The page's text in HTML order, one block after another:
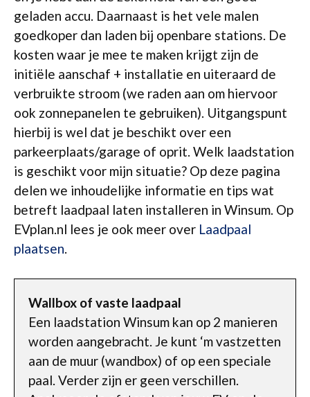
geladen accu. Daarnaast is het vele malen
goedkoper dan laden bij openbare stations. De
kosten waar je mee te maken krijgt zijn de
initiële aanschaf + installatie en uiteraard de
verbruikte stroom (we raden aan om hiervoor
ook zonnepanelen te gebruiken). Uitgangspunt
hierbij is wel dat je beschikt over een
parkeerplaats/garage of oprit. Welk laadstation
is geschikt voor mijn situatie? Op deze pagina
delen we inhoudelijke informatie en tips wat
betreft laadpaal laten installeren in Winsum. Op
EVplan.nl lees je ook meer over Laadpaal
plaatsen.
Wallbox of vaste laadpaal
Een laadstation Winsum kan op 2 manieren
worden aangebracht. Je kunt ‘m vastzetten
aan de muur (wandbox) of op een speciale
paal. Verder zijn er geen verschillen.